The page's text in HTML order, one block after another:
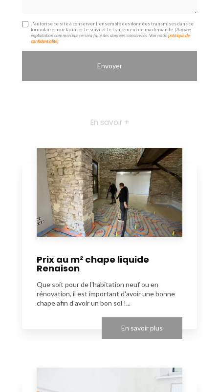
J'autorise ce site à conserver l'ensemble des données transmises dans ce
formulaire pour faciliter le suivi et le traitement de ma demande.(Aucune
exploitation commerciale ne sera faite des données conservées. Voir notrepolitique de
confidentialité)
En savoir +
Prix au m² chape liquide
Renaison
Que soit pour de l'habitation neuf ou en
rénovation, il est important d'avoir une bonne
chape afin d'avoir un bon sol !...
En savoir plus